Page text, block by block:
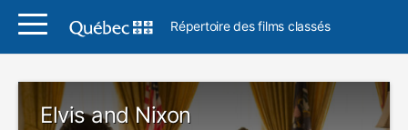
Répertoire des films classés
Elvis and Nixon